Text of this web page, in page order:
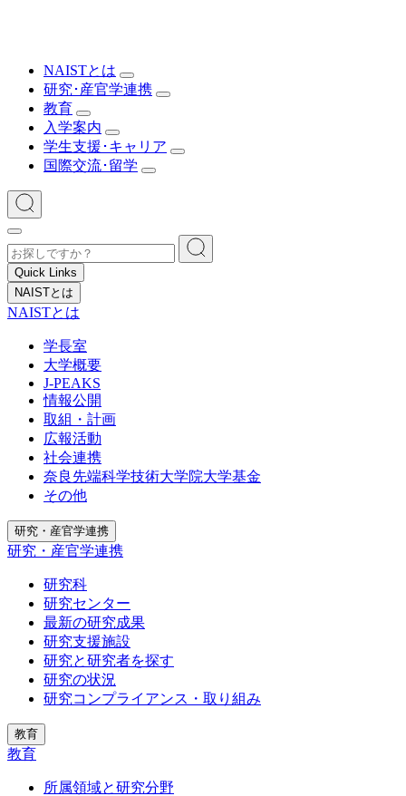
NAISTとは
研究･産官学連携
教育
入学案内
学生支援･キャリア
国際交流･留学
Quick Links
NAISTとは
NAISTとは
学長室
大学概要
J-PEAKS
情報公開
取組・計画
広報活動
社会連携
奈良先端科学技術大学院大学基金
その他
研究・産官学連携
研究・産官学連携
研究科
研究センター
最新の研究成果
研究支援施設
研究と研究者を探す
研究の状況
研究コンプライアンス・取り組み
教育
教育
所属領域と研究分野